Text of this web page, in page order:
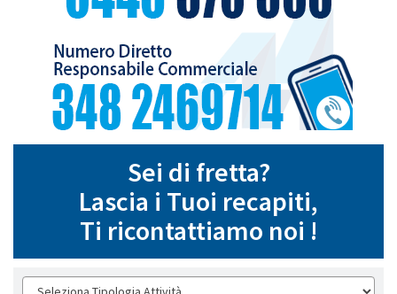
Sei di fretta?
Lascia i Tuoi recapiti,
Ti ricontattiamo noi !